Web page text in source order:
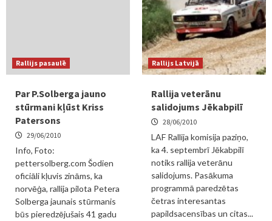
Rallijs pasaulē
Par P.Solberga jauno
stūrmani kļūst Kriss
Patersons
29/06/2010
Info, Foto:
pettersolberg.com Šodien
oficiāli kļuvis zināms, ka
norvēģa, rallija pilota Petera
Solberga jaunais stūrmanis
būs pieredzējušais 41 gadu
Rallijs Latvijā
Rallija veterānu
salidojums Jēkabpilī
28/06/2010
LAF Rallija komisija paziņo,
ka 4. septembrī Jēkabpilī
notiks rallija veterānu
salidojums. Pasākuma
programmā paredzētas
četras interesantas
papildsacensības un citas...